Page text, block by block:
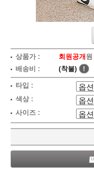
상품가 : 회원공개원
배송비 :
(착불) !
타입 :
색상 :
사이즈 :